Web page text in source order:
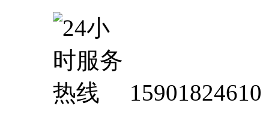
15901824610